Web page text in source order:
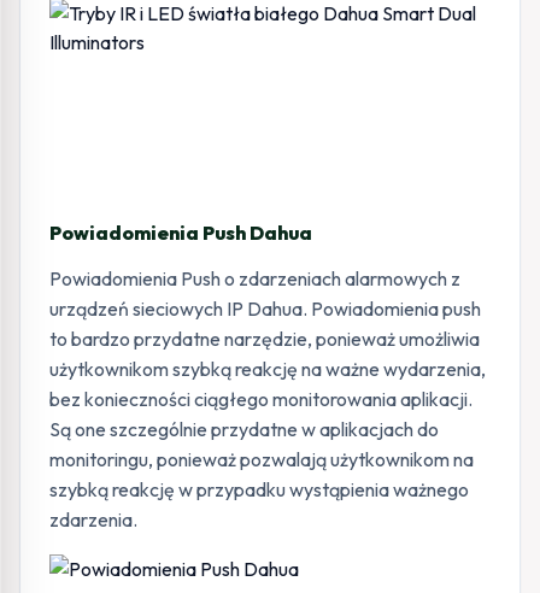
Powiadomienia Push Dahua
Powiadomienia Push o zdarzeniach alarmowych z
urządzeń sieciowych IP Dahua. Powiadomienia push
to bardzo przydatne narzędzie, ponieważ umożliwia
użytkownikom szybką reakcję na ważne wydarzenia,
bez konieczności ciągłego monitorowania aplikacji.
Są one szczególnie przydatne w aplikacjach do
monitoringu, ponieważ pozwalają użytkownikom na
szybką reakcję w przypadku wystąpienia ważnego
zdarzenia.